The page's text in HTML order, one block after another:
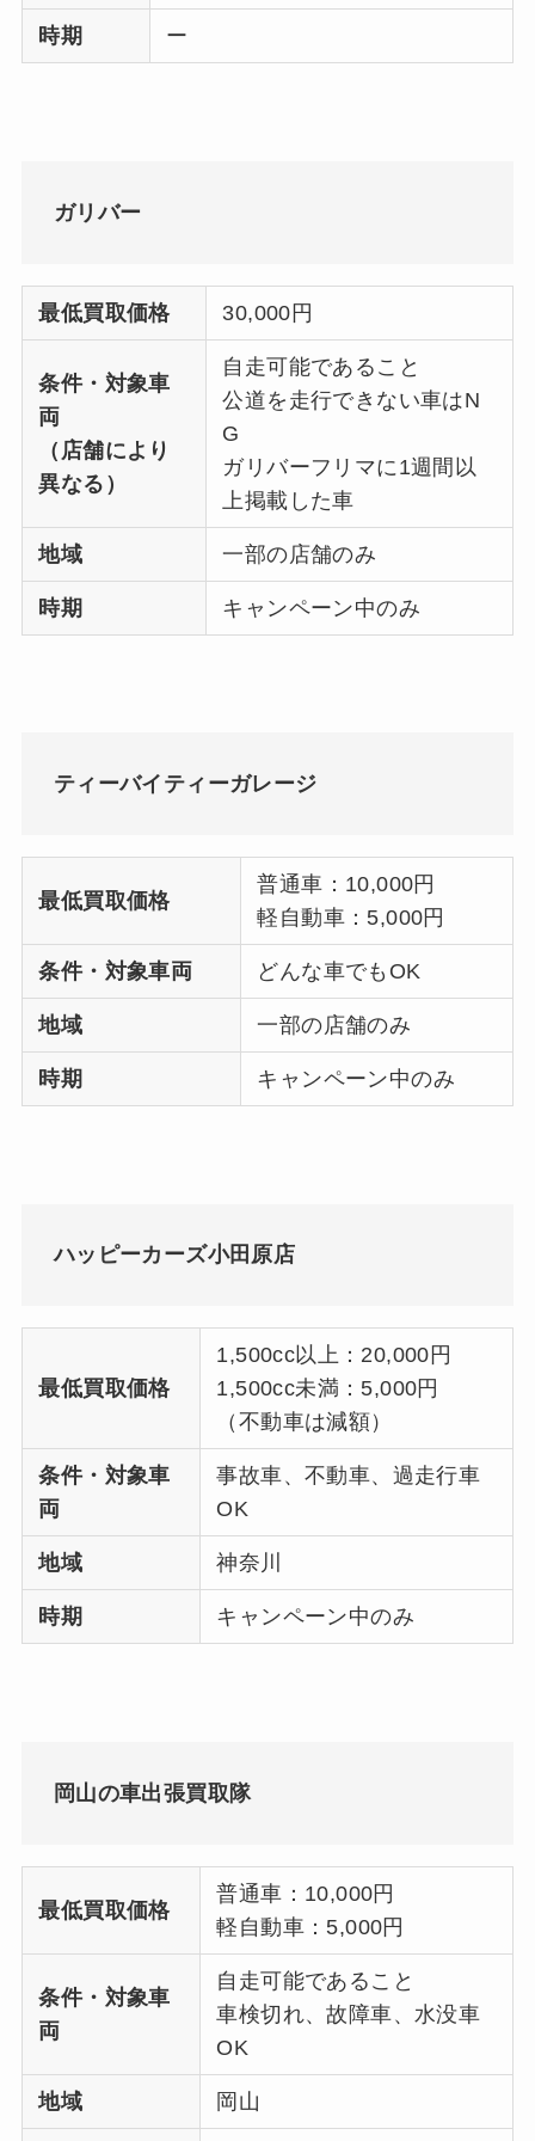
時期 ー
ガリバー
最低買取価格 30,000円
条件・対象車
両
（店舗により
異なる）
自走可能であること
公道を走行できない車はN
G
ガリバーフリマに1週間以
上掲載した車
地域 一部の店舗のみ
時期 キャンペーン中のみ
ティーバイティーガレージ
最低買取価格
普通車：10,000円
軽自動車：5,000円
条件・対象車両 どんな車でもOK
地域 一部の店舗のみ
時期 キャンペーン中のみ
ハッピーカーズ小田原店
最低買取価格
1,500cc以上：20,000円
1,500cc未満：5,000円
（不動車は減額）
条件・対象車
両
事故車、不動車、過走行車
OK
地域 神奈川
時期 キャンペーン中のみ
岡山の車出張買取隊
最低買取価格
普通車：10,000円
軽自動車：5,000円
条件・対象車
両
自走可能であること
車検切れ、故障車、水没車
OK
地域 岡山